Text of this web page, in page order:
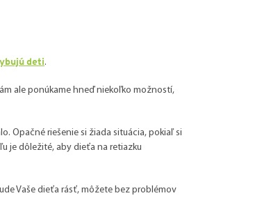
deti.
ale ponúkame hneďniekoľko možností,
Opačné riešenie si žiada situácia, pokiaľ si
je dôležité, aby dieťa na retiazku
Vaše dieťa rásť, môžete bez problémov